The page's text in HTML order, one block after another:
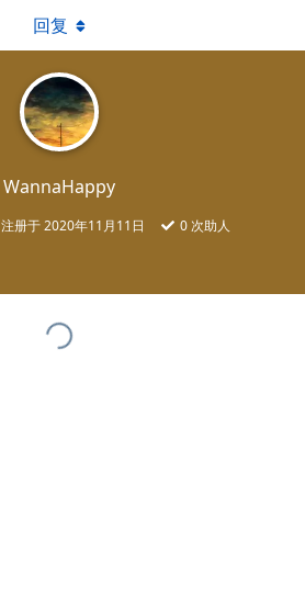
WannaHappy
注册于2020年11月11日 0次助人
回复